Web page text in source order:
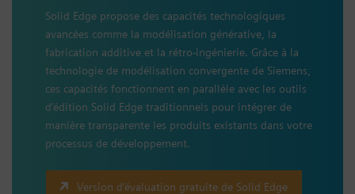
Solid Edge propose des capacités technologiques
avancées comme la modélisation générative, la
fabrication additive et la rétro-ingénierie. Grâce à la
technologie de modélisation convergente de Siemens,
ces capacités fonctionnent en parallèle avec les outils
d’édition Solid Edge traditionnels pour intégrer de
manière transparente les produits existants dans votre
processus de développement.
Version d’évaluation gratuite de Solid Edge